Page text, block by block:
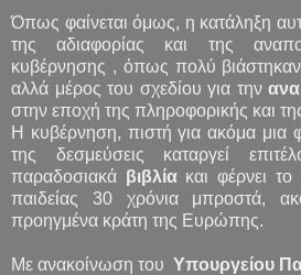
Όπως φαίνεται όμως, η κατάληξη
της αδιαφορίας και της
κυβέρνησης , όπως πολύ
αλλά μέρος του σχεδίου για την
στην εποχή της πληροφορικής και
Η κυβέρνηση, πιστή για ακόμα μια
της δεσμεύσεις καταργεί
παραδοσιακά βιβλίακαι φέρνει το
παιδείας 30 χρόνια μπροστά,
προηγμένα κράτη της Ευρώπης.
Με ανακοίνωση του Υπουργείου